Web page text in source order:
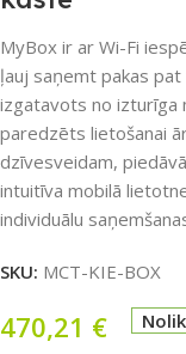
MyBox ir ar Wi-Fi
ļauj saņemt pakas
izgatavots no izturīga
paredzēts lietošanai
dzīvesveidam,
intuitīva mobilā
individuālu
SKU: MCT-KIE-BOX
470,21 €